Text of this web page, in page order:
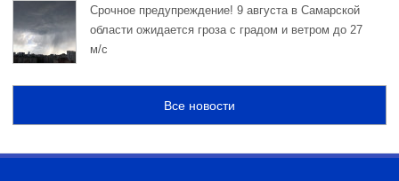
Срочное предупреждение! 9 августа в Самарской
области ожидается гроза с градом и ветром до 27
м/с
Все новости